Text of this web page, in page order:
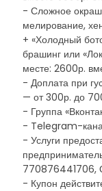
- Сложное
мелирование,
+ «Холодный
брашинг или
месте: 2600р.
- Доплата при
— от 300р. до
- Группа
- Telegram-
- Услуги
770876441706,
- Купон